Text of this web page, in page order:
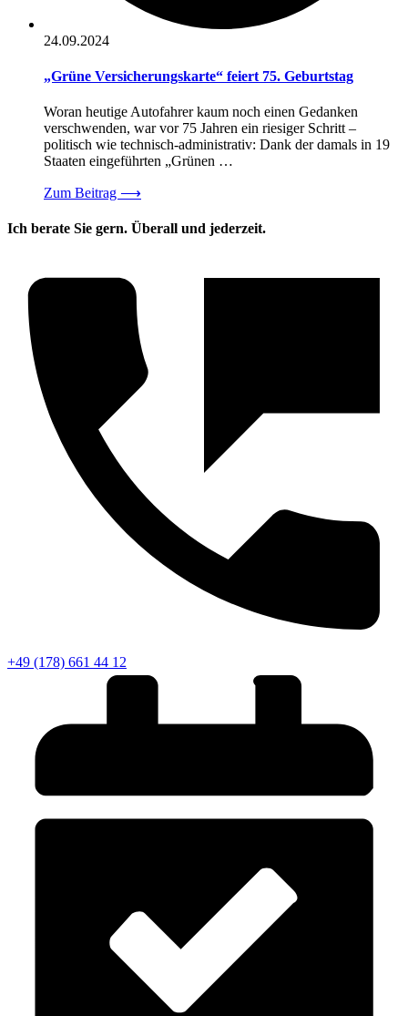
24.09.2024
„Grüne Versicherungskarte“ feiert 75. Geburtstag
Woran heutige Autofahrer kaum noch einen Gedanken
verschwenden, war vor 75 Jahren ein riesiger Schritt –
politisch wie technisch-administrativ: Dank der damals in 19
Staaten eingeführten „Grünen …
Zum Beitrag ⟶
Ich berate Sie gern. Überall und jederzeit.
+49 (178) 661 44 12